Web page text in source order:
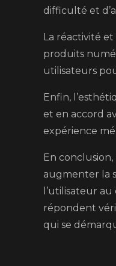
difficulté et
La réactivité
produits
utilisateurs
Enfin,
et en accord
expérience
En
augmenter la
l’utilisateur
répondent
qui se